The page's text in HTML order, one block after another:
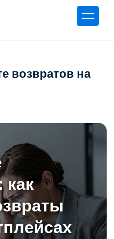
возвратов на